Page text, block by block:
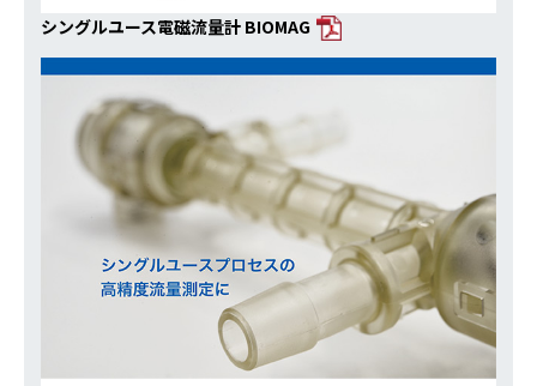
シングルユース電磁流量計 BIOMAG